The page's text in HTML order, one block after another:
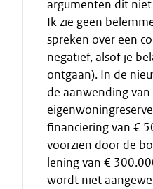
argumenten dit
Ik zie geen
spreken over een
negatief, alsof je
ontgaan). In de
de aanwending van
financiering van €
voorzien door de
lening van €
wordt niet